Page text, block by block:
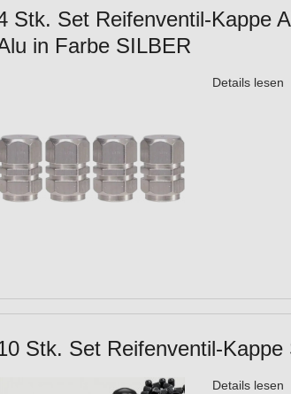
Stk. Set Reifenventil-Kappe
in Farbe SILBER
Details lesen
Stk. Set Reifenventil-
Details lesen